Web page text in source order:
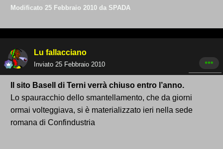
Modificato 25 Febbraio 2010 da SPADA
Lu fallacciano
Inviato 25 Febbraio 2010
Il sito Basell di Terni verrà chiuso entro l’anno.
Lo spauracchio dello smantellamento, che da giorni
ormai volteggiava, si è materializzato ieri nella sede
romana di Confindustria